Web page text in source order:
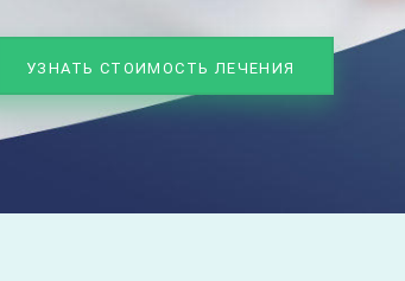
УЗНАТЬ СТОИМОСТЬ ЛЕЧЕНИЯ